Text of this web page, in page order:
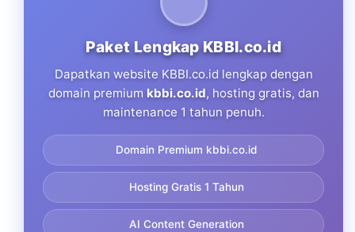
Paket Lengkap KBBI.co.id
Dapatkan website KBBI.co.id lengkap dengan
domain premium kbbi.co.id, hosting gratis, dan
maintenance 1 tahun penuh.
Domain Premium kbbi.co.id
Hosting Gratis 1 Tahun
AI Content Generation